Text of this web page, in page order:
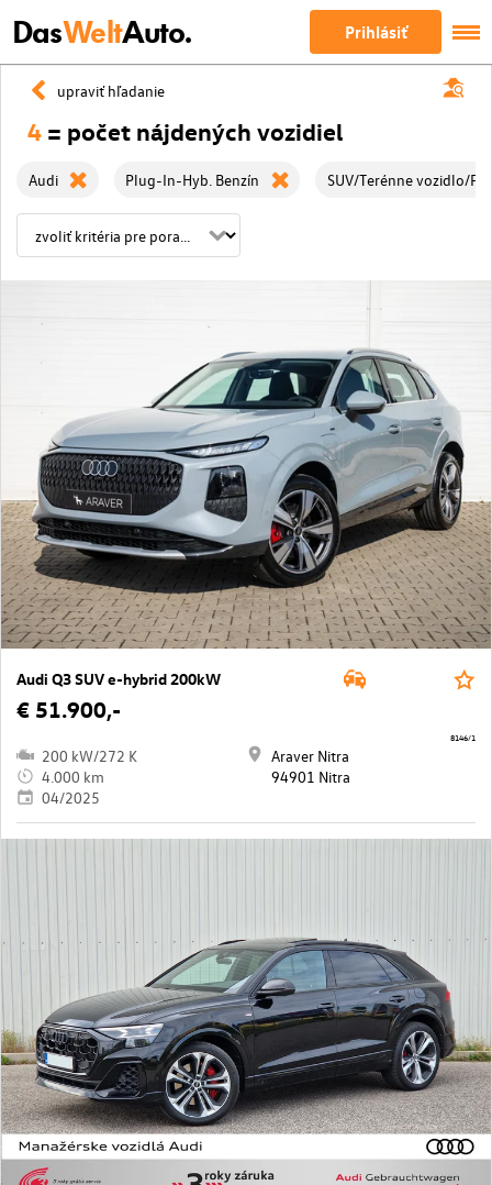
DasWeltAuto. Prihlásiť
upraviť hľadanie
4 = počet nájdených vozidiel
Audi Plug-In-Hyb. Benzín SUV/Terénne vozidlo/
Audi Q3 SUV e-hybrid 200kW
€ 51.900,-
200 kW/272 K
4.000 km
04/2025
Araver Nitra
94901 Nitra
8146/1